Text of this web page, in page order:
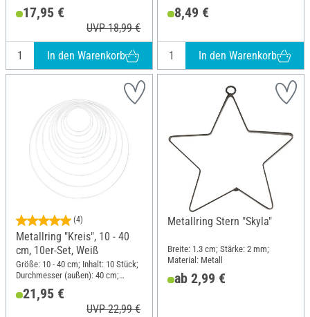
Stärke: 3.5 mm; Material: Metall
17,95 €
UVP 18,99 €
In den Warenkorb
8,49 €
In den Warenkorb
(4)
Metallring "Kreis", 10 - 40
cm, 10er-Set, Weiß
Größe: 10 - 40 cm; Inhalt: 10 Stück;
Durchmesser (außen): 40 cm;
Stärke: 3.5 mm; Material: Metall
21,95 €
UVP 22,99 €
Metallring Stern "Skyla"
Breite: 1.3 cm; Stärke: 2 mm;
Material: Metall
ab 2,99 €